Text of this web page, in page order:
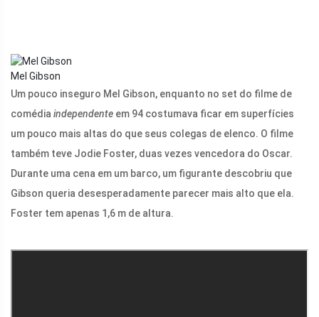
Mel Gibson
Um pouco inseguro Mel Gibson, enquanto no set do filme de
comédia independente em 94 costumava ficar em superfícies
um pouco mais altas do que seus colegas de elenco. O filme
também teve Jodie Foster, duas vezes vencedora do Oscar.
Durante uma cena em um barco, um figurante descobriu que
Gibson queria desesperadamente parecer mais alto que ela.
Foster tem apenas 1,6 m de altura.